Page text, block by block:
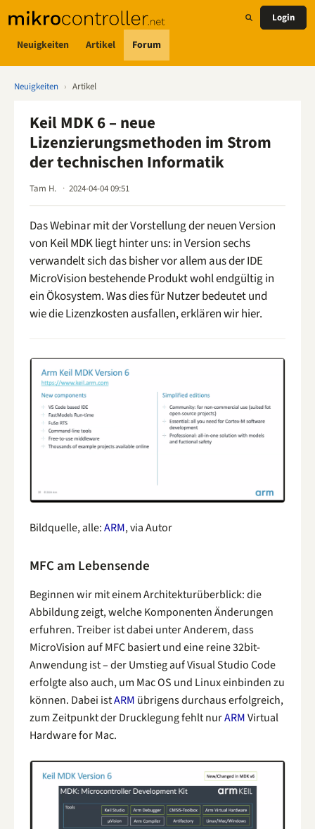
Neuigkeiten Artikel Forum
Login
Neuigkeiten › Artikel
Keil MDK 6 – neue
Lizenzierungsmethoden im Strom
der technischen Informatik
Tam H. 2024-04-04 09:51
Das Webinar mit der Vorstellung der neuen Version
von Keil MDK liegt hinter uns: in Version sechs
verwandelt sich das bisher vor allem aus der IDE
MicroVision bestehende Produkt wohl endgültig in
ein Ökosystem. Was dies für Nutzer bedeutet und
wie die Lizenzkosten ausfallen, erklären wir hier.
Bildquelle, alle:ARM, via Autor
MFC am Lebensende
Beginnen wir mit einem Architekturüberblick: die
Abbildung zeigt, welche Komponenten Änderungen
erfuhren. Treiber ist dabei unter Anderem, dass
MicroVision auf MFC basiert und eine reine 32bit-
Anwendung ist – der Umstieg auf Visual Studio Code
erfolgte also auch, um Mac OS und Linux einbinden zu
können. Dabei istARM übrigens durchaus erfolgreich,
zum Zeitpunkt der Drucklegung fehlt nurARMVirtual
Hardware for Mac.